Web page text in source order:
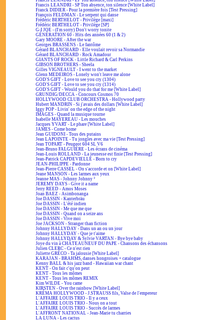
Francis LEANDRI - SP Ton absence, ton silence [White Label]
Franck DIDIER - Pour la première fois [Test Pressing]
François FELDMAN - Le serpent qui danse
Frédéric BERTHELOT - Privilège [maxi]
Frédéric BERTHELOT - Privilège [SP]
G-I JOE - (I'm sorry) Don't worry tonite
GÉNÉRATION 60 - Hits des années 60 (1 & 2)
Gary MOORE - After the war
Georges BRASSENS - Le fantôme
Gérard BLANCHARD - Elle voulait revoir sa Normandie
Gérard BLANCHARD - Rock Amadour
GIANTS OF ROCK - Little Richard & Carl Perkins
GIBSON BROTHERS - Sheela
Gilles VIGNEAULT - I went to the market
Glenn MEDEIROS - Lonely won't leave me alone
GOD'S GIFT - Love to see you cry (1304)
GOD'S GIFT - Love to see you cry (1314)
GOD'S GIFT - Would you do that for me [White Label]
GRUNDIG/DECCA - Concours Cosmos 70
HOLLYWOOD CLUB ORCHESTRA - Hollywood party
Hubert MANDRIN - Si j'avais des dollars [White Label]
Iggy POP - Livin' on the edge of the night
IMAGES - Quand la musique tourne
Isabelle MAYEREAU - Les mouches
Jacques YVART - Le phare [White Label]
JAMES - Come home
Jean GUIDONI - Tous des putains
Jean LAPOINTE - Tu jongles avec ma vie [Test Pressing]
Jean TOPART - Peugeot 604 SL V6
Jean-Bruno FALGUIÈRE - Les écrans de cinéma
Jean-Louis ROLLAND - La jeunesse est finie [Test Pressing]
Jean-Patrick CAPDEVIELLE - Born to cry
JEAN-PHILIPPE - Pardonne
Jean-Pierre CASSEL - On s'accorde et on [White Label]
Jeane MANSON - Les larmes aux yeux
Jeanne MAS - Johnny Johnny ²
JEREMY DAYS - Give it a name
Jerry REED - Amos Moses
Joan BAEZ - Asimbonanga
Joe DASSIN - Kanterbräu
Joe DASSIN - L'été indien
Joe DASSIN - Me que me que
Joe DASSIN - Quand on a seize ans
Joe DASSIN - Vive moi
Joe JACKSON - Stranger than fiction
Johnny HALLYDAY - Dans un an ou un jour
Johnny HALLYDAY - Que je t'aime
Johnny HALLYDAY & Sylvie VARTAN - Bye bye baby
Joye du vin à CHÂTEAUNEUF DU PAPE - Chansons des échansons
Julien CLERC - Ce n'est rien
Juliette GRÉCO - Ta jalousie [White Label]
KARAJAN - BRAHMS, danses hongroises + catalogue
Kenny BALL & his jazz band - Hawaiian war chant
KENT - On fait c'qu'on peut
KENT - Tous les mômes
KENT - Tous les mômes REMIX
Kim WILDE - You came
KIRSTEN - Over the rainbow [White Label]
KRÉMA HOLLYWOOD - J.STRAUSS fils, Valse de l'empereur
L'AFFAIRE LOUIS TRIO - Il y a ceux
L'AFFAIRE LOUIS TRIO - Nous on a tout
L'AFFAIRE LOUIS TRIO - Succès de larmes
L'AFFRONT NATIONAL - Jean-Marie tu charries
LA LUNA - Les cactus